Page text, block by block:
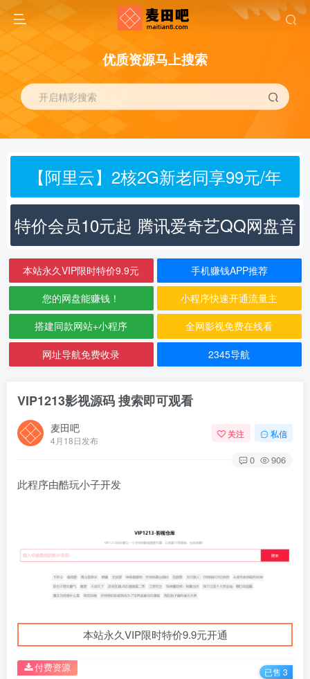
优质资源马上搜索
开启精彩搜索
【阿里云】2核2G新老同享99元/年
特价会员10元起 腾讯爱奇艺QQ网盘音
乐
本站永久VIP限时特价9.9元 手机赚钱APP推荐
您的网盘能赚钱！ 小程序快速开通流量主
搭建同款网站+小程序 全网影视免费在线看
网址导航免费收录 2345导航
VIP1213影视源码 搜索即可观看
麦田吧
4月18日发布
关注 私信
0 906
此程序由酷玩小子开发
本站永久VIP限时特价9.9元开通
付费资源 已售 3